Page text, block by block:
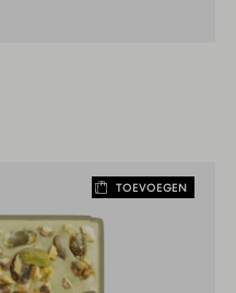
TOEVOEGEN